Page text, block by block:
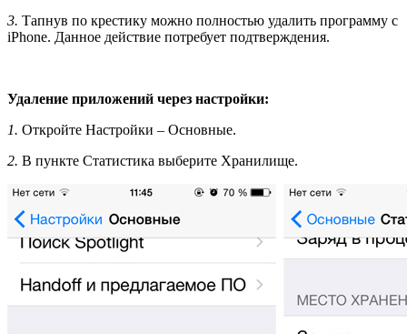
3. Тапнув по крестику можно полностью удалить программу с
iPhone. Данное действие потребует подтверждения.
Удаление приложений через настройки:
1. Откройте Настройки – Основные.
2. В пункте Статистика выберите Хранилище.